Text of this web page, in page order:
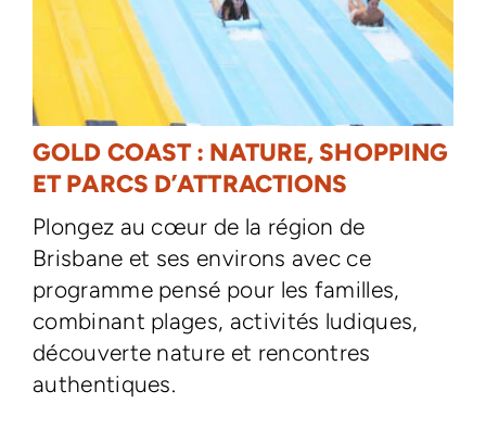
GOLD COAST : NATURE, SHOPPING
ET PARCS D’ATTRACTIONS
Plongez au cœur de la région de
Brisbane et ses environs avec ce
programme pensé pour les familles,
combinant plages, activités ludiques,
découverte nature et rencontres
authentiques.